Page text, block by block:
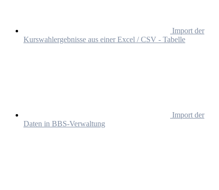
Import der
Kurswahlergebnisse aus einer Excel / CSV - Tabelle
Import der
Daten in BBS-Verwaltung